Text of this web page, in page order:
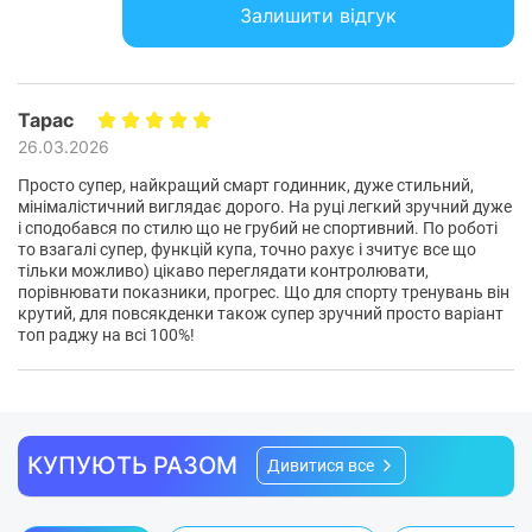
Фізичні характеристики корпусу
Колір корпусу:
Gray
Розміри корпусу:
Вага:
Матеріал корпусу:
алюміній
Характеристики та комплектація товару можуть змінюватися
виробником без повідомлення.
Ергономіка, яка
підлаштовується під вас
Оновлена система кріплення забезпечує щільніше
прилягання до зап’ястя. Це не лише підвищує комфорт,
а й покращує точність вимірювань. Годинник надійно
фіксується, не зміщується під час руху та залишається
зручним у будь-якій ситуації — від активного спорту до
Залишити відгук
Тарас
26.03.2026
Просто супер, найкращий смарт годинник, дуже стильний,
мінімалістичний виглядає дорого. На руці легкий зручний дуже
і сподобався по стилю що не грубий не спортивний. По роботі
то взагалі супер, функцій купа, точно рахує і зчитує все що
тільки можливо) цікаво переглядати контролювати,
порівнювати показники, прогрес. Що для спорту тренувань він
крутий, для повсякденки також супер зручний просто варіант
топ раджу на всі 100%!
КУПУЮТЬ РАЗОМ Дивитися все